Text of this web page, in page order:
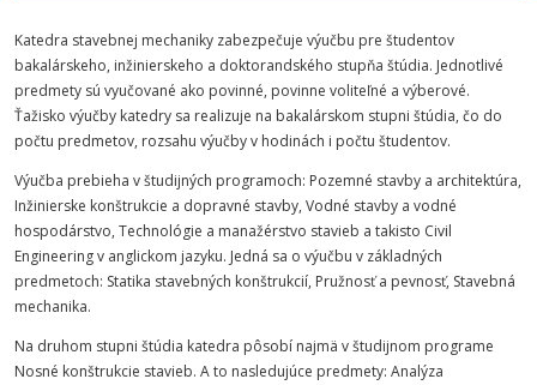
Katedra stavebnej mechaniky zabezpečuje výučbu pre študentov
bakalárskeho, inžinierskeho a doktorandského stupňa štúdia. Jednotlivé
predmety sú vyučované ako povinné, povinne voliteľné a výberové.
Ťažisko výučby katedry sa realizuje na bakalárskom stupni štúdia, čo do
počtu predmetov, rozsahu výučby v hodinách i počtu študentov.
Výučba prebieha v študijných programoch: Pozemné stavby a architektúra,
Inžinierske konštrukcie a dopravné stavby, Vodné stavby a vodné
hospodárstvo, Technológie a manažérstvo stavieb a takisto Civil
Engineering v anglickom jazyku. Jedná sa o výučbu v základných
predmetoch: Statika stavebných konštrukcií, Pružnosť a pevnosť, Stavebná
mechanika.
Na druhom stupni štúdia katedra pôsobí najmä v študijnom programe
Nosné konštrukcie stavieb. A to nasledujúce predmety: Analýza